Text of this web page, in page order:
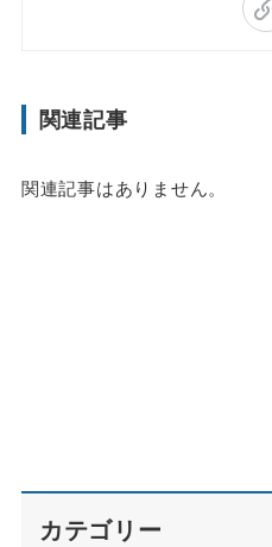
関連記事
関連記事はありません。
カテゴリー